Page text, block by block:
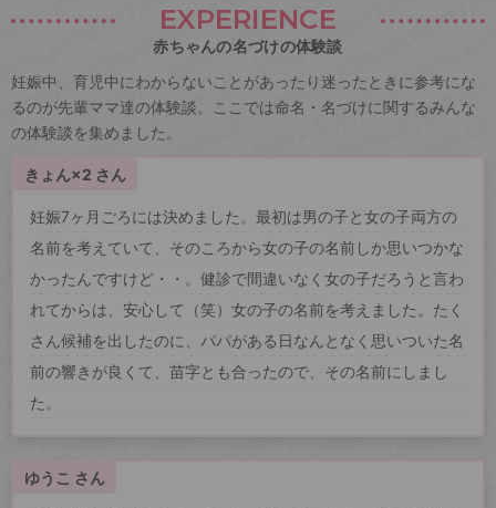
EXPERIENCE
赤ちゃんの名づけの体験談
妊娠中、育児中にわからないことがあったり迷ったときに参考にな
るのが先輩ママ達の体験談。ここでは命名・名づけに関するみんな
の体験談を集めました。
きょん×2 さん
妊娠7ヶ月ごろには決めました。最初は男の子と女の子両方の
名前を考えていて、そのころから女の子の名前しか思いつかな
かったんですけど・・。健診で間違いなく女の子だろうと言わ
れてからは、安心して（笑）女の子の名前を考えました。たく
さん候補を出したのに、パパがある日なんとなく思いついた名
前の響きが良くて、苗字とも合ったので、その名前にしまし
た。
ゆうこ さん